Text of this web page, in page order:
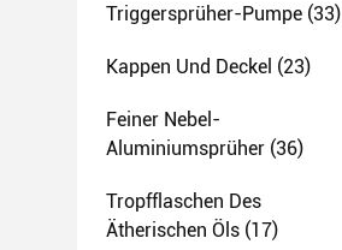
Triggersprüher-Pumpe (33)
Kappen Und Deckel (23)
Feiner Nebel-
Aluminiumsprüher (36)
Tropfflaschen Des
Ätherischen Öls (17)